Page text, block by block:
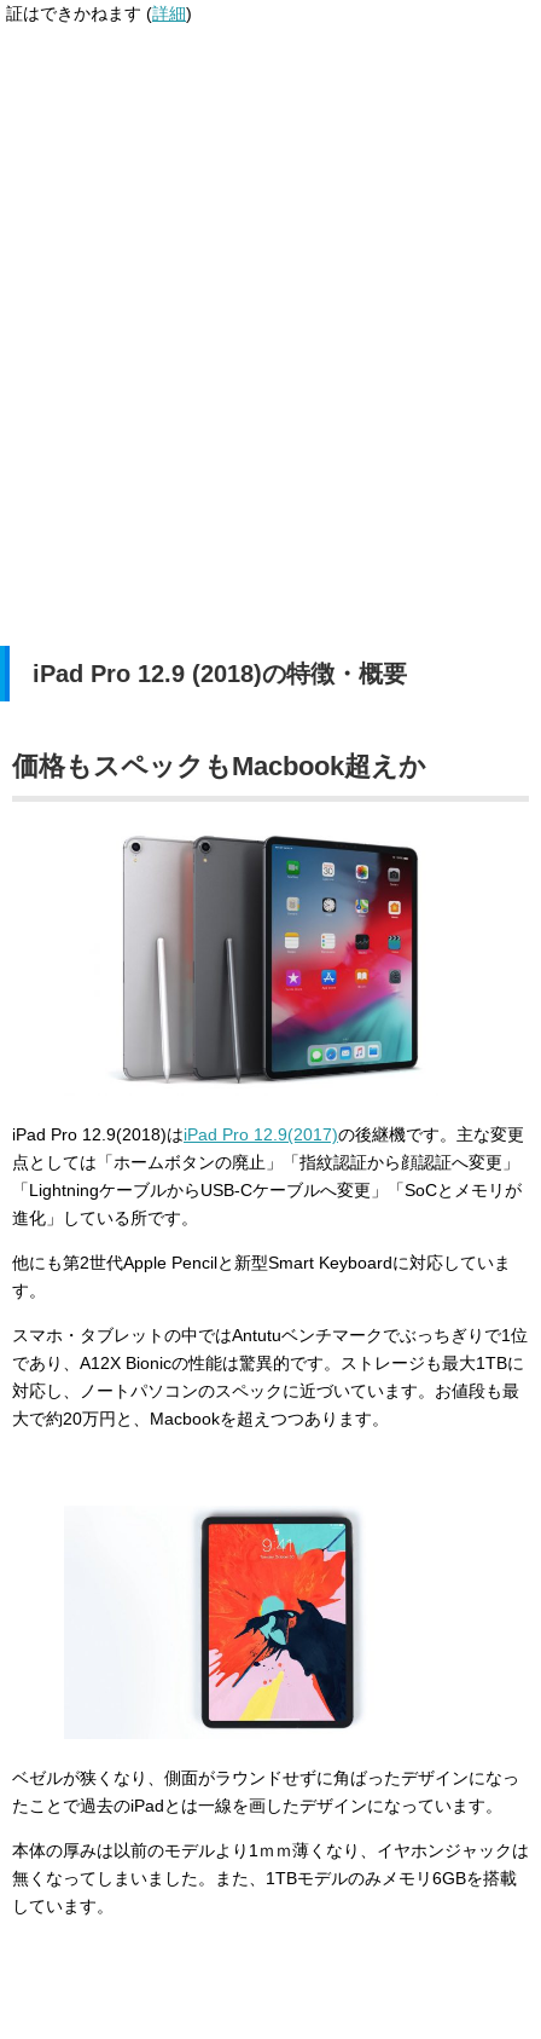
証はできかねます (詳細)
iPad Pro 12.9 (2018)の特徴・概要
価格もスペックもMacbook超えか
iPad Pro 12.9(2018)はiPad Pro 12.9(2017)の後継機です。主な変更
点としては「ホームボタンの廃止」「指紋認証から顔認証へ変更」
「LightningケーブルからUSB-Cケーブルへ変更」「SoCとメモリが
進化」している所です。
他にも第2世代Apple Pencilと新型Smart Keyboardに対応していま
す。
スマホ・タブレットの中ではAntutuベンチマークでぶっちぎりで1位
であり、A12X Bionicの性能は驚異的です。ストレージも最大1TBに
対応し、ノートパソコンのスペックに近づいています。お値段も最
大で約20万円と、Macbookを超えつつあります。
ベゼルが狭くなり、側面がラウンドせずに角ばったデザインになっ
たことで過去のiPadとは一線を画したデザインになっています。
本体の厚みは以前のモデルより1ｍｍ薄くなり、イヤホンジャックは
無くなってしまいました。また、1TBモデルのみメモリ6GBを搭載
しています。